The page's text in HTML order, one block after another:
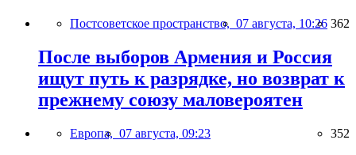
Постсоветское пространство, 07 августа, 10:26 362
После выборов Армения и Россия
ищут путь к разрядке, но возврат к
прежнему союзу маловероятен
Европа, 07 августа, 09:23 352